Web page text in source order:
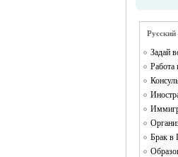
RU
Задай
Работа
Брак в